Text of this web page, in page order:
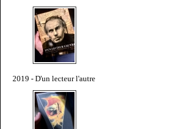
2019 - D'un lecteur l'autre